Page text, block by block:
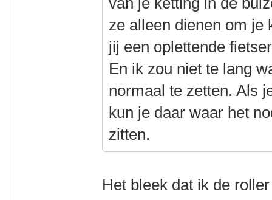
ze alleen dienen om je
jij een oplettende
En ik zou niet te lang
normaal te zetten. Als
kun je daar waar het
zitten.
Het bleek dat ik de